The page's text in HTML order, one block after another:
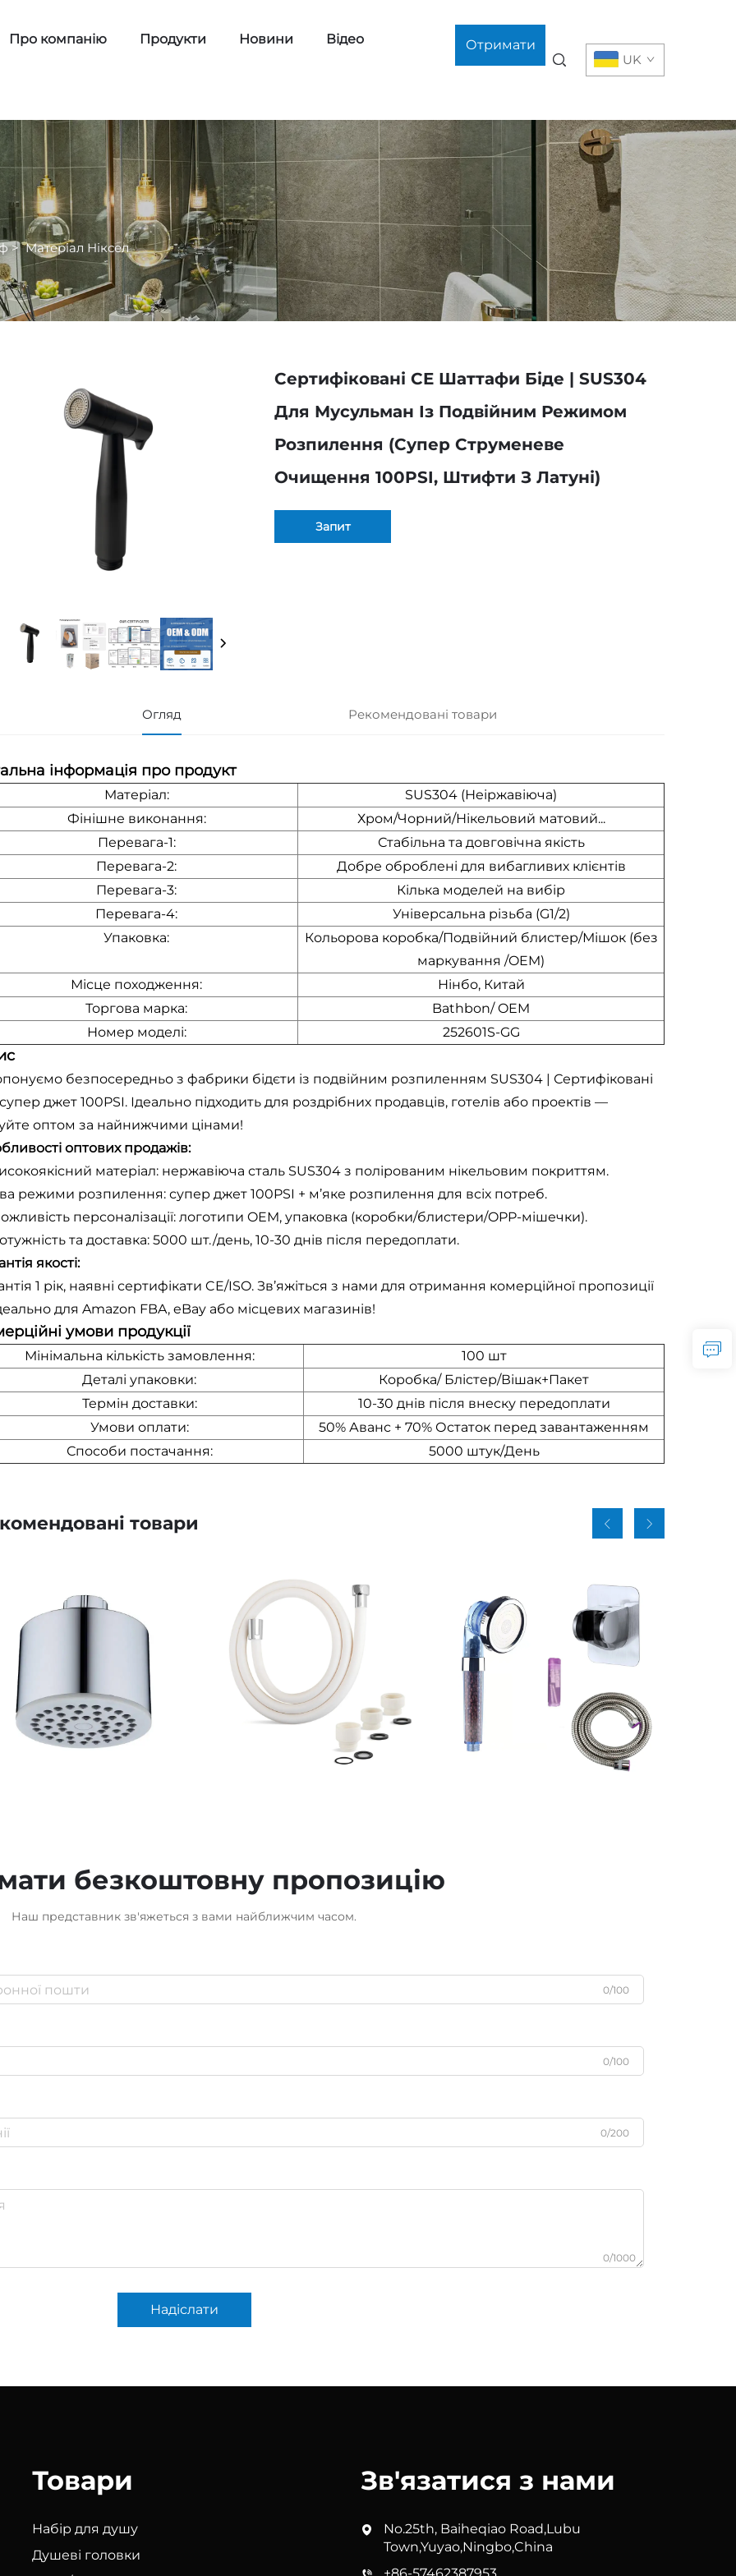
Про компанію Продукти Новини Відео Отримати
UK
>Матеріал Ніксел
Сертифіковані CE Шаттафи Біде | SUS304
Для Мусульман Із Подвійним Режимом
Розпилення (супер Струменеве
Очищення 100PSI, Штифти З Латуні)
Запит
Огляд Рекомендовані товари
інформація про продукт
Матеріал:
SUS304 (Неіржавіюча)
Фінішне виконання:
Хром/Чорний/Нікельовий матовий...
Перевага-1:
Стабільна та довговічна якість
Перевага-2:
Добре оброблені для вибагливих клієнтів
Перевага-3:
Кілька моделей на вибір
Перевага-4:
Універсальна різьба (G1/2)
Упаковка:
Кольорова коробка/Подвійний блистер/Мішок (без
маркування /OEM)
Місце походження:
Нінбо, Китай
Торгова марка:
Bathbon/ OEM
Номер моделі:
252601S-GG
безпосередньо з фабрики бідєти із подвійним розпиленням SUS304 | Сертифіковані
джет 100PSI. Ідеально підходить для роздрібних продавців, готелів або проектів —
оптом за найнижчими цінами!
оптових продажів:
матеріал: нержавіюча сталь SUS304 з полірованим нікельовим покриттям.
режими розпилення: супер джет 100PSI + м’яке розпилення для всіх потреб.
персоналізації: логотипи OEM, упаковка (коробки/блистери/OPP-мішечки).
та доставка: 5000 шт./день, 10-30 днів після передоплати.
якості:
1 рік, наявні сертифікати CE/ISO. Зв’яжіться з нами для отримання комерційної пропозиції
для Amazon FBA, eBay або місцевих магазинів!
умови продукції
Мінімальна кількість замовлення:
100 шт
Деталі упаковки:
Коробка/ Блістер/Вішак+Пакет
Термін доставки:
10-30 днів після внеску передоплати
Умови оплати:
50% Аванс + 70% Остаток перед завантаженням
Способи постачання:
5000 штук/День
товари
безкоштовну пропозицію
Наш представник зв'яжеться з вами найближчим часом.
0/100
0/100
0/200
0/1000
Надіслати
Товари
Набір для душу
Душеві головки
Зв'язатися з нами
No.25th, Baiheqiao Road,Lubu
Town,Yuyao,Ningbo,China